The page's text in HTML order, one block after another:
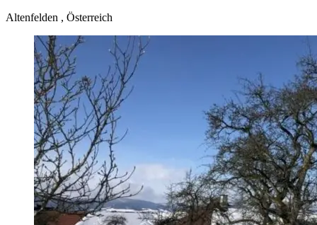
Altenfelden , Österreich